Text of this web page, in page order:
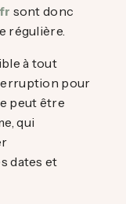
sont donc
régulière.
à tout
pour
peut être
qui
dates et